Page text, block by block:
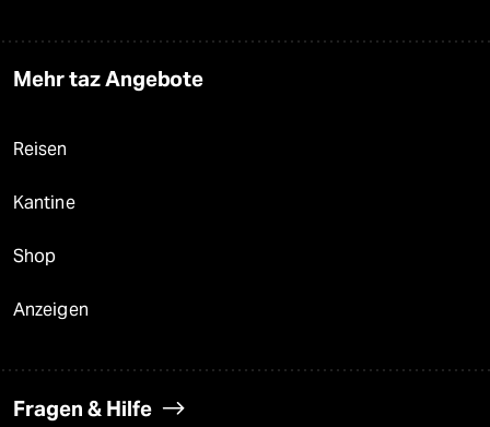
Mehr taz Angebote
Reisen
Kantine
Shop
Anzeigen
Fragen & Hilfe